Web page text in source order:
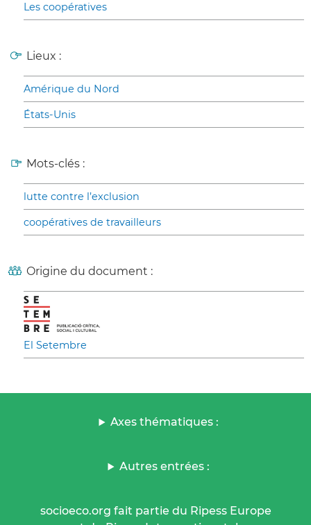
Les coopératives
Lieux :
Amérique du Nord
États-Unis
Mots-clés :
lutte contre l’exclusion
coopératives de travailleurs
Origine du document :
El Setembre
Axes thématiques :
Autres entrées :
socioeco.org fait partie du Ripess Europe